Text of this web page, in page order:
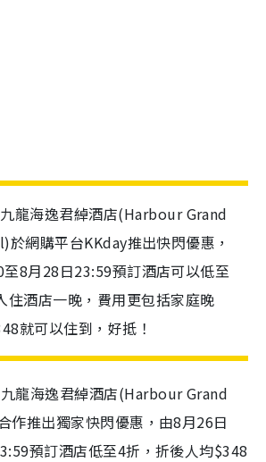
龍海逸君綽酒店(Harbour Grand
網購平台KKday推出快閃優惠，
8月28日23:59預訂酒店可以低至
住酒店一晚，費用更包括家庭晚
就可以住到，好抵！
龍海逸君綽酒店(Harbour Grand
推出獨家快閃優惠，由8月26日
預訂酒店低至4折，折後人均$348